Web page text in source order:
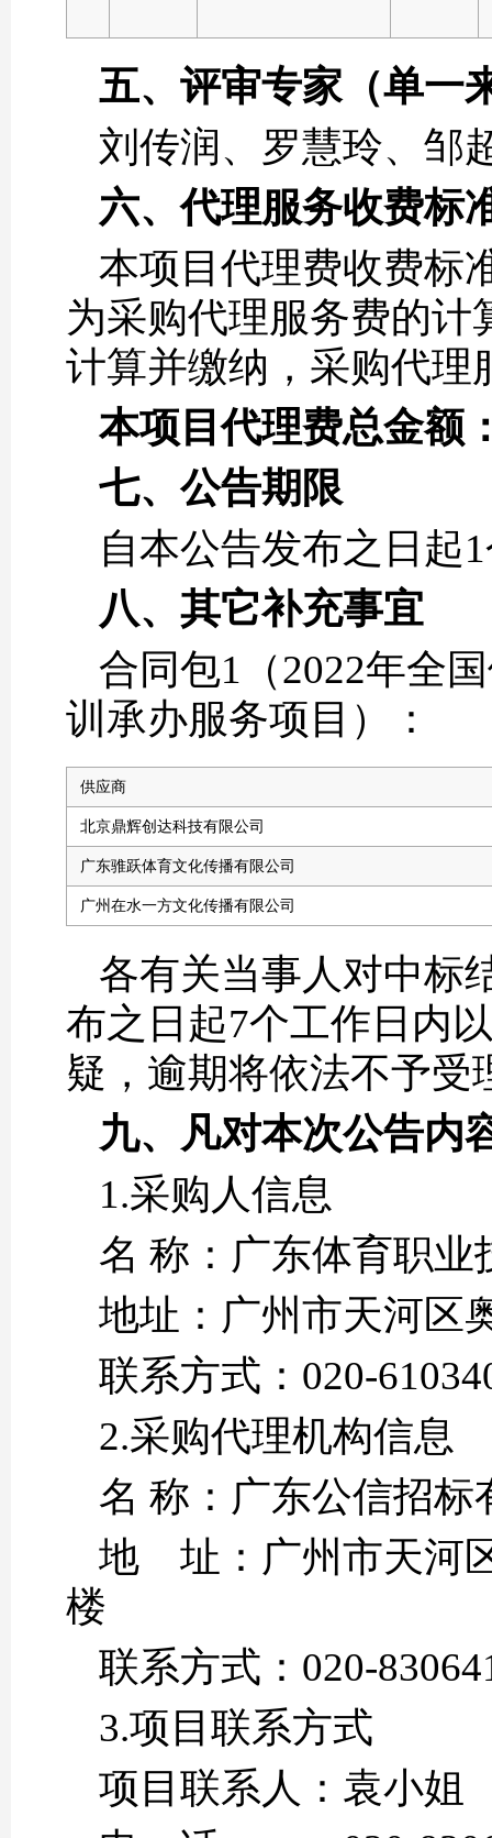
五、评审专家（单一
刘传润、罗慧玲、邹
六、代理服务收费标
本项目代理费收费标
为采购代理服务费的计
计算并缴纳，采购代理
本项目代理费总金额
七、公告期限
自本公告发布之日起
八、其它补充事宜
合同包1（2022年全
训承办服务项目）：
供应商
北京鼎辉创达科技有限公司
广东骓跃体育文化传播有限公司
广州在水一方文化传播有限公司
各有关当事人对中标
布之日起7个工作日内
疑，逾期将依法不予受
九、凡对本次公告内
1.采购人信息
名 称：广东体
地址：广州
联系方式：
2.采购代理机构信息
名 称：广
地 址：广州市天河
联系方式
3.项目联系方式
项目联系人：袁小姐